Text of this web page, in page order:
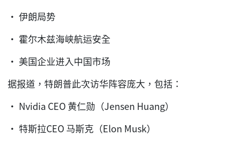
• 伊朗局势
• 霍尔木兹海峡航运安全
• 美国企业进入中国市场
据报道，特朗普此次访华阵容庞大，包括：
• Nvidia CEO 黄仁勋（Jensen Huang）
• 特斯拉CEO 马斯克（Elon Musk）